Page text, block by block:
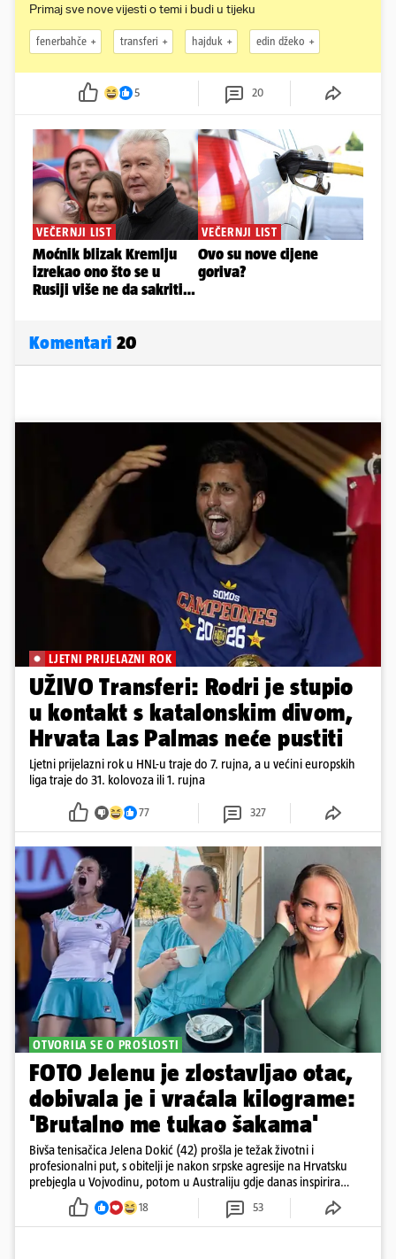
Primaj sve nove vijesti o temi i budi u tijeku
fenerbahče transferi hajduk edin džeko
5 20
Komentari 20
LJETNI PRIJELAZNI ROK
UŽIVO Transferi: Rodri je stupio
u kontakt s katalonskim divom,
Hrvata Las Palmas neće pustiti
Ljetni prijelazni rok u HNL-u traje do 7. rujna, a u većini europskih
liga traje do 31. kolovoza ili 1. rujna
77 327
OTVORILA SE O PROŠLOSTI
FOTO Jelenu je zlostavljao otac,
dobivala je i vraćala kilograme:
'Brutalno me tukao šakama'
Bivša tenisačica Jelena Dokić (42) prošla je težak životni i
profesionalni put, s obitelji je nakon srpske agresije na Hrvatsku
prebjegla u Vojvodinu, potom u Australiju gdje danas inspirira
18 53